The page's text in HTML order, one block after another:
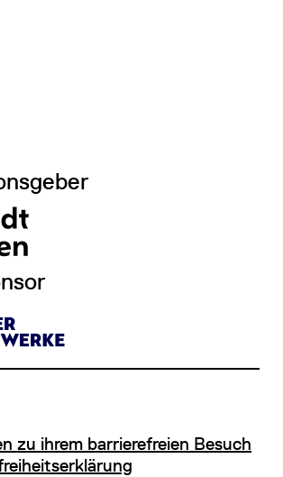
zu ihrem barrierefreien Besuch